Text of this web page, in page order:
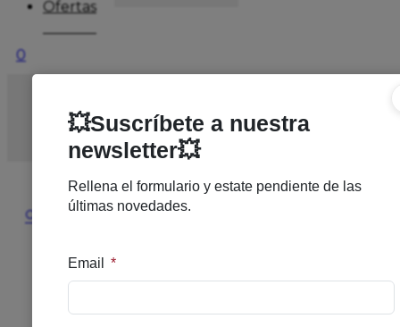
Ofertas
0
Inicio/SOLARES
CONFORT 100 F50 EMUL FLUIDA 75M
🔍